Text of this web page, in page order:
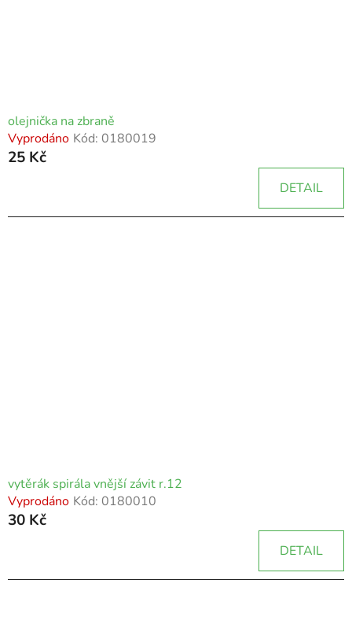
olejnička na zbraně
Vyprodáno Kód: 0180019
25 Kč
DETAIL
vytěrák spirála vnější závit r.12
Vyprodáno Kód: 0180010
30 Kč
DETAIL